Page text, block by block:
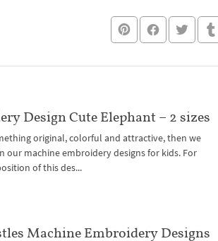
Design Cute Elephant – 2 sizes
original, colorful and attractive, then we
our machine embroidery designs for kids. For
of this des...
Machine Embroidery Designs